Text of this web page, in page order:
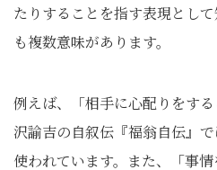
たりすることを指す表現とし
も複数意味があります。
例えば、「相手に心配りをす
沢諭吉の自叙伝『福翁自伝』
使われています。また、「事情